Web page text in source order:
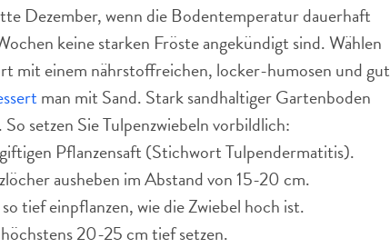
Dezember, wenn die Bodentemperatur dauerhaft
keine starken Fröste angekündigt sind. Wählen
mit einem nährstoffreichen, locker-humosen und gut
man mit Sand. Stark sandhaltiger Gartenboden
setzen Sie Tulpenzwiebeln vorbildlich:
Pflanzensaft (Stichwort Tulpendermatitis).
ausheben im Abstand von 15-20 cm.
tief einpflanzen, wie die Zwiebel hoch ist.
20-25 cm tief setzen.